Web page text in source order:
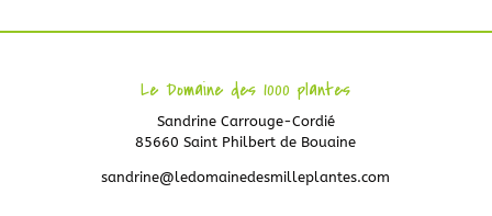
Le Domaine des 1000 plantes
Sandrine Carrouge-Cordié
85660 Saint Philbert de Bouaine
sandrine@ledomainedesmilleplantes.com